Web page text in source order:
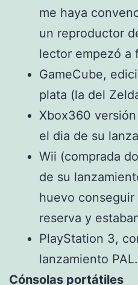
me haya
un reproductor
lector empezó a
GameCube,
plata (la del
Xbox360
el dia de su
Wii (comprada
de su
huevo
reserva y
PlayStation 3,
lanzamiento PAL.
Cónsolas portátiles